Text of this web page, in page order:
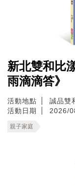
新北雙和比
雨滴滴答》
活動地點
誠品雙
活動日期
2026/
親子家庭